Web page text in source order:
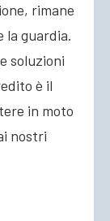
rimane
la guardia.
soluzioni
è il
in moto
nostri